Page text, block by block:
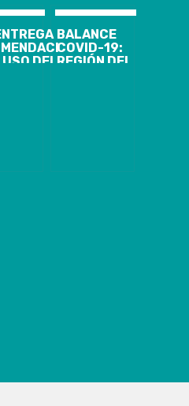
DEL
BALANCE
COVID-19:
REGIÓN DEL